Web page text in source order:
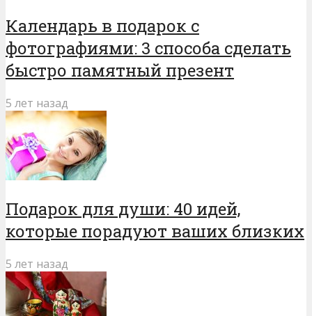
Календарь в подарок с
фотографиями: 3 способа сделать
быстро памятный презент
5 лет назад
Подарок для души: 40 идей,
которые порадуют ваших близких
5 лет назад